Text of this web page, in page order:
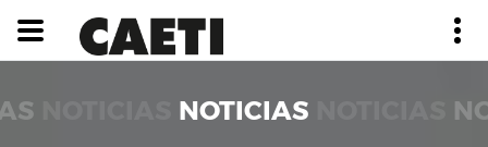
NOTICIAS